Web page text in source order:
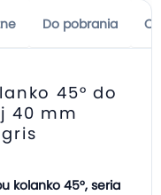
Do pobrania
45° do
40 mm
kolanko 45°, seria